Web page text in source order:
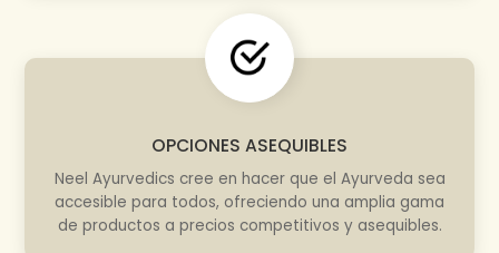
OPCIONES ASEQUIBLES
Neel Ayurvedics cree en hacer que el Ayurveda sea
accesible para todos, ofreciendo una amplia gama
de productos a precios competitivos y asequibles.